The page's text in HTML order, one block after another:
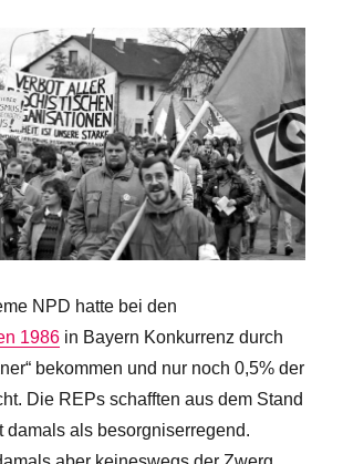
NPD hatte bei den
1986 in Bayern Konkurrenz durch
bekommen und nur noch 0,5% der
Die REPs schafften aus dem Stand
damals als besorgniserregend.